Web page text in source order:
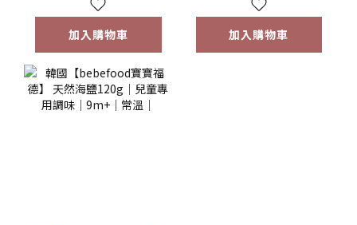
加入購物車 加入購物車